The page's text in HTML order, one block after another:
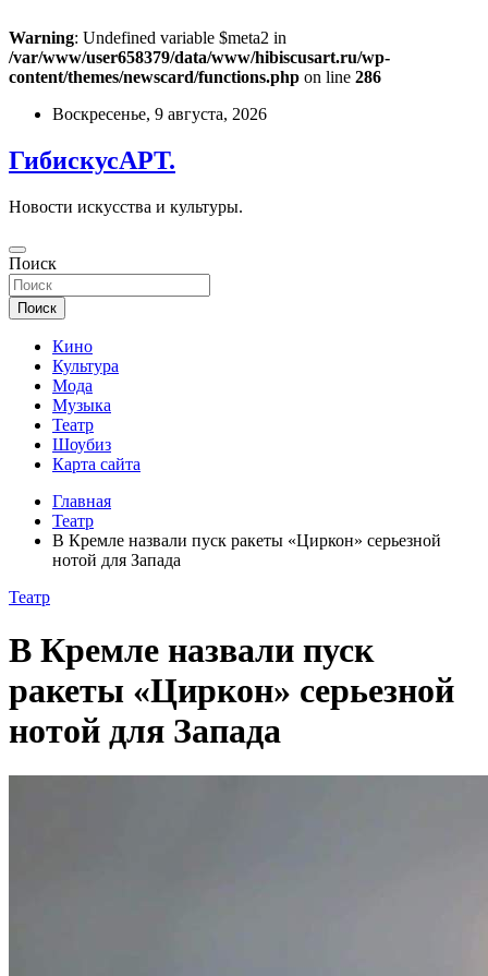
Warning: Undefined variable $meta2 in
/var/www/user658379/data/www/hibiscusart.ru/wp-
content/themes/newscard/functions.php on line 286
Перейти
содержимому
Воскресенье, 9 августа, 2026
ГибискусАРТ.
Новости искусства и культуры.
Поиск
Поиск
Кино
Культура
Мода
Музыка
Театр
Шоубиз
Карта сайта
Главная
Театр
В Кремле назвали пуск ракеты «Циркон» серьезной
нотой для Запада
Театр
В Кремле назвали пуск
ракеты «Циркон» серьезной
нотой для Запада